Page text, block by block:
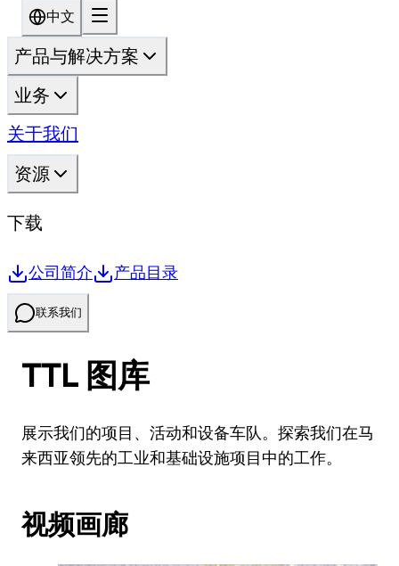
中文
产品与解决方案
业务
关于我们
资源
下载
公司简介 产品目录
联系我们
TTL 图库
展示我们的项目、活动和设备车队。探索我们在马
来西亚领先的工业和基础设施项目中的工作。
视频画廊